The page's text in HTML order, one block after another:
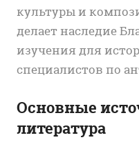
культуры и
делает наследие
изучения для
специалистов по
Основные
литература